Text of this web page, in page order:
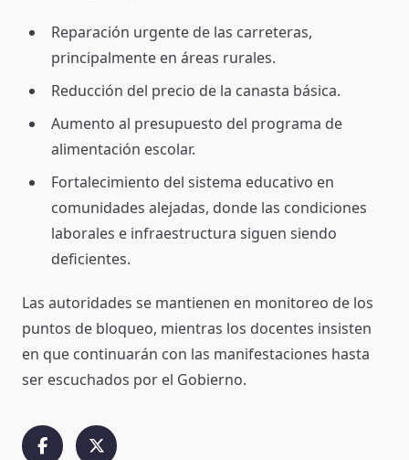
Reparación urgente de las carreteras,
principalmente en áreas rurales.
Reducción del precio de la canasta básica.
Aumento al presupuesto del programa de
alimentación escolar.
Fortalecimiento del sistema educativo en
comunidades alejadas, donde las condiciones
laborales e infraestructura siguen siendo
deficientes.
Las autoridades se mantienen en monitoreo de los
puntos de bloqueo, mientras los docentes insisten
en que continuarán con las manifestaciones hasta
ser escuchados por el Gobierno.